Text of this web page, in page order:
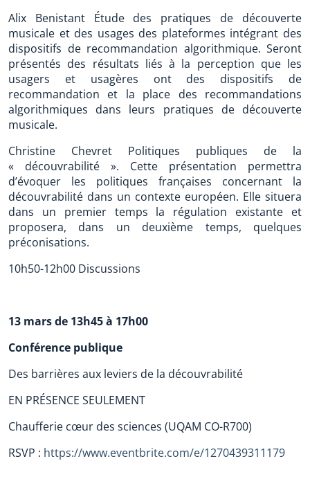
Alix Benistant Étude des pratiques de découverte
musicale et des usages des plateformes intégrant des
dispositifs de recommandation algorithmique. Seront
présentés des résultats liés à la perception que les
usagers et usagères ont des dispositifs de
recommandation et la place des recommandations
algorithmiques dans leurs pratiques de découverte
musicale.
Christine Chevret Politiques publiques de la
« découvrabilité ». Cette présentation permettra
d’évoquer les politiques françaises concernant la
découvrabilité dans un contexte européen. Elle situera
dans un premier temps la régulation existante et
proposera, dans un deuxième temps, quelques
préconisations.
10h50-12h00 Discussions
13 mars de 13h45 à 17h00
Conférence publique
Des barrières aux leviers de la découvrabilité
EN PRÉSENCE SEULEMENT
Chaufferie cœur des sciences (UQAM CO-R700)
RSVP : https://www.eventbrite.com/e/1270439311179